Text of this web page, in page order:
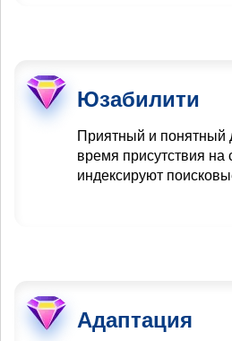
Юзабилити
Приятный и понятный
время присутствия на
индексируют
Адаптация